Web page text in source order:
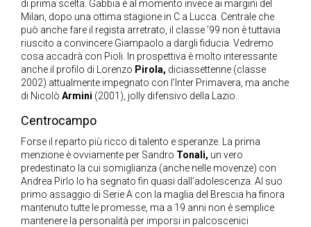
di prima scelta. Gabbia è al momento invece ai margini del
Milan, dopo una ottima stagione in C a Lucca. Centrale che
può anche fare il regista arretrato, il classe ’99 non è tuttavia
riuscito a convincere Giampaolo a dargli fiducia. Vedremo
cosa accadrà con Pioli. In prospettiva è molto interessante
anche il profilo di Lorenzo Pirola, diciassettenne (classe
2002) attualmente impegnato con l’Inter Primavera, ma anche
di Nicolò Armini (2001), jolly difensivo della Lazio.
Centrocampo
Forse il reparto più ricco di talento e speranze. La prima
menzione è ovviamente per Sandro Tonali, un vero
predestinato la cui somiglianza (anche nelle movenze) con
Andrea Pirlo lo ha segnato fin quasi dall’adolescenza. Al suo
primo assaggio di Serie A con la maglia del Brescia ha finora
mantenuto tutte le promesse, ma a 19 anni non è semplice
mantenere la personalità per imporsi in palcoscenici